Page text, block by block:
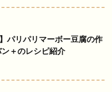
パリパリマーボー豆腐の作
＋のレシピ紹介